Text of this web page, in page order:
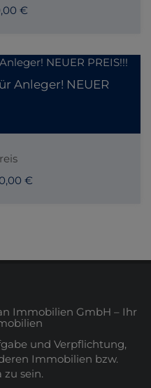
€
Anleger! NEUER
€
Immobilien GmbH – Ihr
und Verpflichtung,
Immobilien bzw.
sein.